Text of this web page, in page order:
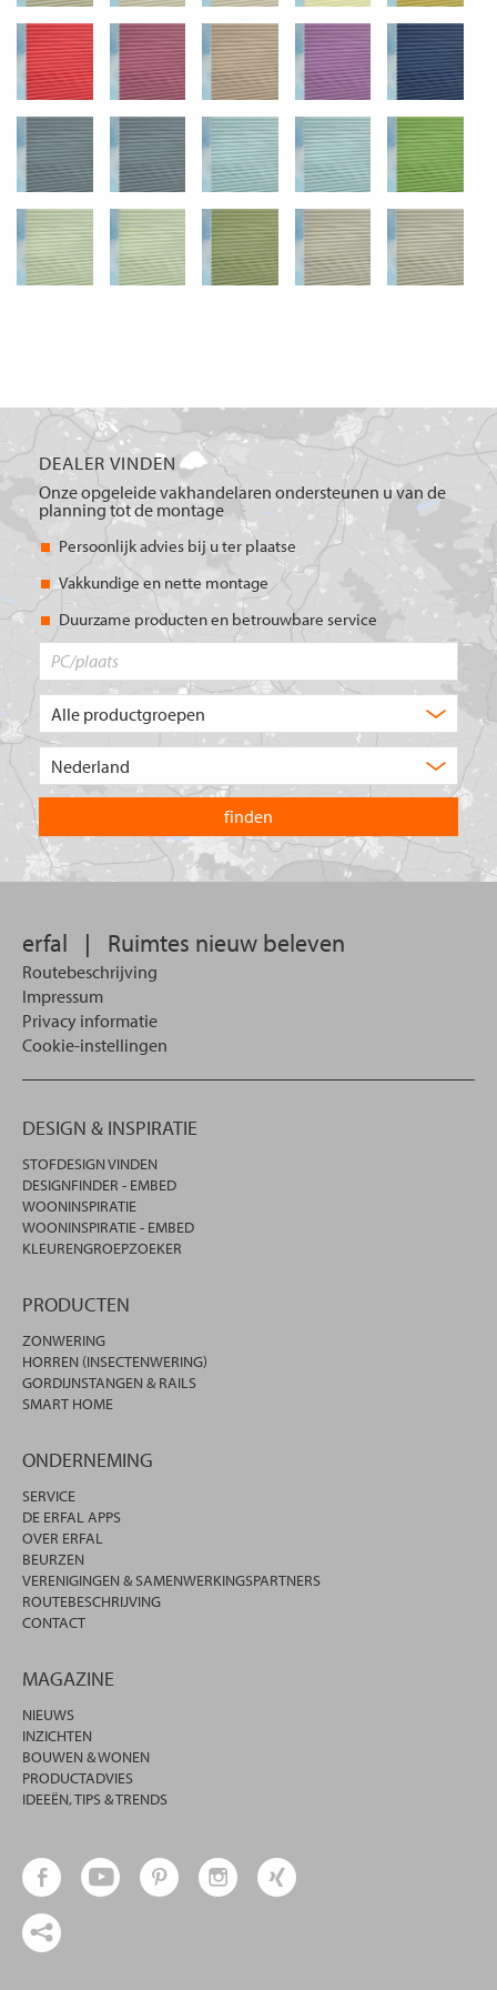
DEALER VINDEN
Onze opgeleide vakhandelaren ondersteunen u van de
planning tot de montage
Persoonlijk advies bij u ter plaatse
Vakkundige en nette montage
Duurzame producten en betrouwbare service
product
u?
land
waarin
u
wilt
zoeken.
erfal | Ruimtes nieuw beleven
Routebeschrijving
Impressum
Privacy informatie
Cookie-instellingen
DESIGN & INSPIRATIE
STOFDESIGN VINDEN
DESIGNFINDER - EMBED
WOONINSPIRATIE
WOONINSPIRATIE - EMBED
KLEURENGROEPZOEKER
PRODUCTEN
ZONWERING
HORREN (INSECTENWERING)
GORDIJNSTANGEN & RAILS
SMART HOME
ONDERNEMING
SERVICE
DE ERFAL APPS
OVER ERFAL
BEURZEN
VERENIGINGEN & SAMENWERKINGSPARTNERS
ROUTEBESCHRIJVING
CONTACT
MAGAZINE
NIEUWS
INZICHTEN
BOUWEN & WONEN
PRODUCTADVIES
IDEEËN, TIPS & TRENDS